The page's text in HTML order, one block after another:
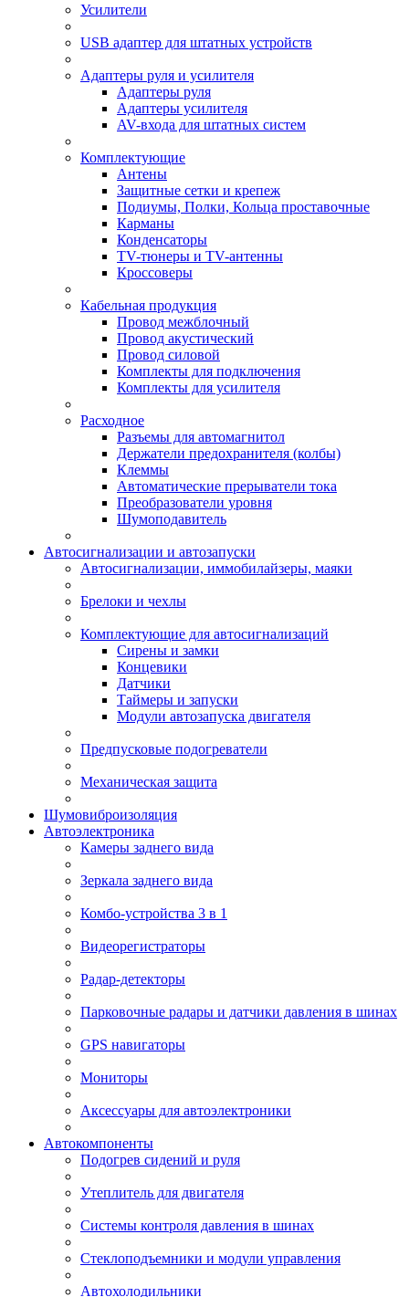
Усилители
USB адаптер для штатных устройств
Адаптеры руля и усилителя
Адаптеры руля
Адаптеры усилителя
AV-входа для штатных систем
Комплектующие
Антены
Защитные сетки и крепеж
Подиумы, Полки, Кольца проставочные
Карманы
Конденсаторы
TV-тюнеры и TV-антенны
Кроссоверы
Кабельная продукция
Провод межблочный
Провод акустический
Провод силовой
Комплекты для подключения
Комплекты для усилителя
Расходное
Разъемы для автомагнитол
Держатели предохранителя (колбы)
Клеммы
Автоматические прерыватели тока
Преобразователи уровня
Шумоподавитель
Автосигнализации и автозапуски
Автосигнализации, иммобилайзеры, маяки
Брелоки и чехлы
Комплектующие для автосигнализаций
Сирены и замки
Концевики
Датчики
Таймеры и запуски
Модули автозапуска двигателя
Предпусковые подогреватели
Механическая защита
Шумовиброизоляция
Автоэлектроника
Камеры заднего вида
Зеркала заднего вида
Комбо-устройства 3 в 1
Видеорегистраторы
Радар-детекторы
Парковочные радары и датчики давления в шинах
GPS навигаторы
Мониторы
Аксессуары для автоэлектроники
Автокомпоненты
Подогрев сидений и руля
Утеплитель для двигателя
Системы контроля давления в шинах
Стеклоподъемники и модули управления
Автохолодильники